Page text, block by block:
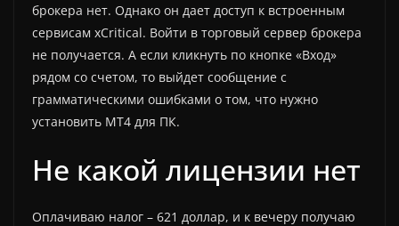
брокера нет. Однако он дает доступ к встроенным
сервисам xCritical. Войти в торговый сервер брокера
не получается. А если кликнуть по кнопке «Вход»
рядом со счетом, то выйдет сообщение с
грамматическими ошибками о том, что нужно
установить MT4 для ПК.
Не какой лицензии нет
Оплачиваю налог – 621 доллар, и к вечеру получаю